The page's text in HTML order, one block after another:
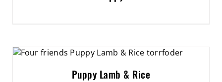
Puppy Lamb & Rice